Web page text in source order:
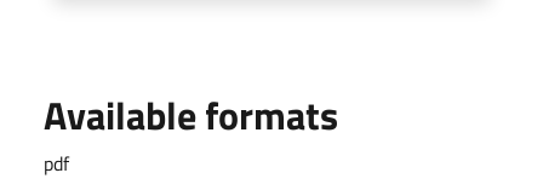
Available formats
pdf